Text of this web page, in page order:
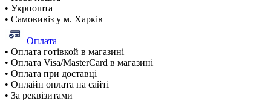
• Укрпошта
• Самовивіз у м. Харків
Оплата
• Оплата готівкой в магазині
• Оплата Visa/MasterCard в магазині
• Оплата при доставці
• Онлайн оплата на сайті
• За реквізитами